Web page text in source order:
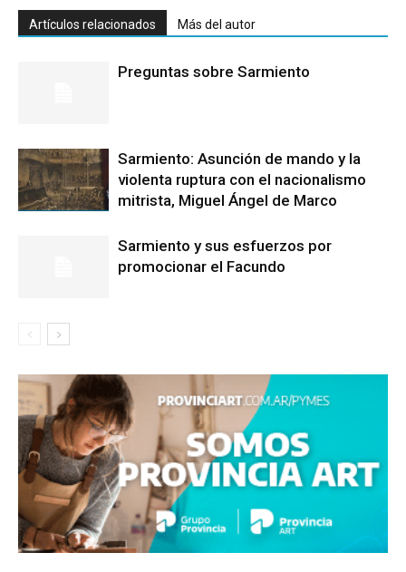
Artículos relacionados Más del autor
Preguntas sobre Sarmiento
Sarmiento: Asunción de mando y la
violenta ruptura con el nacionalismo
mitrista, Miguel Ángel de Marco
Sarmiento y sus esfuerzos por
promocionar el Facundo